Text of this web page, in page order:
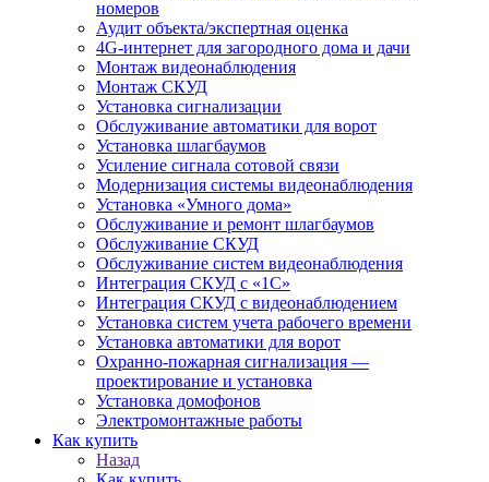
номеров
Аудит объекта/экспертная оценка
4G-интернет для загородного дома и дачи
Монтаж видеонаблюдения
Монтаж СКУД
Установка сигнализации
Обслуживание автоматики для ворот
Установка шлагбаумов
Усиление сигнала сотовой связи
Модернизация системы видеонаблюдения
Установка «Умного дома»
Обслуживание и ремонт шлагбаумов
Обслуживание СКУД
Обслуживание систем видеонаблюдения
Интеграция СКУД с «1С»
Интеграция СКУД с видеонаблюдением
Установка систем учета рабочего времени
Установка автоматики для ворот
Охранно-пожарная сигнализация —
проектирование и установка
Установка домофонов
Электромонтажные работы
Как купить
Назад